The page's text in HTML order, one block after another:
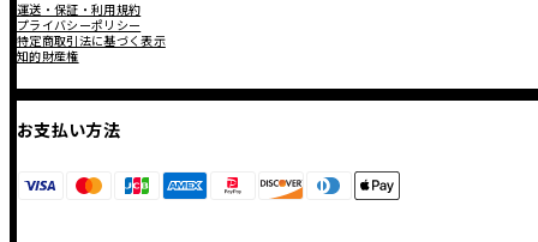
運送・保証・利用規約
プライバシーポリシー
特定商取引法に基づく表示
知的財産権
お支払い方法